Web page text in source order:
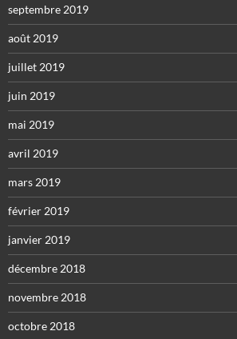
septembre 2019
août 2019
juillet 2019
juin 2019
mai 2019
avril 2019
mars 2019
février 2019
janvier 2019
décembre 2018
novembre 2018
octobre 2018